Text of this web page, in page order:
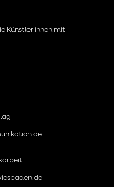
Künstler:innen mit